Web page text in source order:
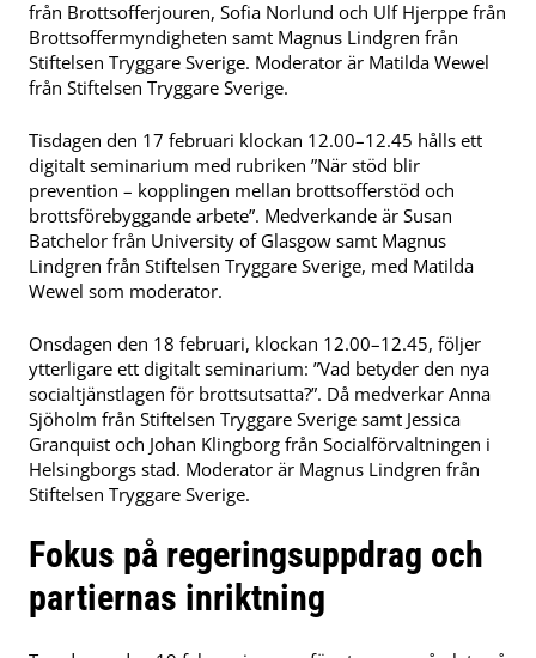
från Brottsofferjouren, Sofia Norlund och Ulf Hjerppe från
Brottsoffermyndigheten samt Magnus Lindgren från
Stiftelsen Tryggare Sverige. Moderator är Matilda Wewel
från Stiftelsen Tryggare Sverige.
Tisdagen den 17 februari klockan 12.00–12.45 hålls ett
digitalt seminarium med rubriken ”När stöd blir
prevention – kopplingen mellan brottsofferstöd och
brottsförebyggande arbete”. Medverkande är Susan
Batchelor från University of Glasgow samt Magnus
Lindgren från Stiftelsen Tryggare Sverige, med Matilda
Wewel som moderator.
Onsdagen den 18 februari, klockan 12.00–12.45, följer
ytterligare ett digitalt seminarium: ”Vad betyder den nya
socialtjänstlagen för brottsutsatta?”. Då medverkar Anna
Sjöholm från Stiftelsen Tryggare Sverige samt Jessica
Granquist och Johan Klingborg från Socialförvaltningen i
Helsingborgs stad. Moderator är Magnus Lindgren från
Stiftelsen Tryggare Sverige.
Fokus på regeringsuppdrag och
partiernas inriktning